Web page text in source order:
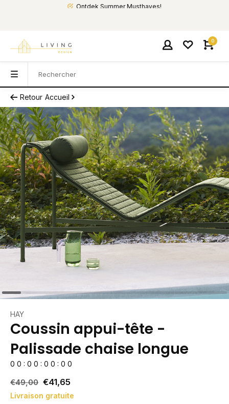
Ontdek Summer Musthaves!
0
Retour Accueil
HAY
Coussin appui-tête -
Palissade chaise longue
0 0 : 0 0 : 0 0 : 0 0
€49,00 €41,65
Livraison gratuite